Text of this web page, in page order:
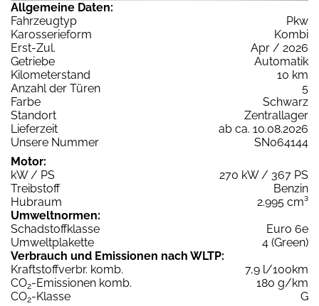
Allgemeine Daten:
Fahrzeugtyp
Pkw
Karosserieform
Kombi
Erst-Zul.
Apr / 2026
Getriebe
Automatik
Kilometerstand
10 km
Anzahl der Türen
5
Farbe
Schwarz
Standort
Zentrallager
Lieferzeit
ab ca. 10.08.2026
Unsere Nummer
SN064144
Motor:
kW / PS
270 kW / 367 PS
Treibstoff
Benzin
Hubraum
2.995 cm³
Umweltnormen:
Schadstoffklasse
Euro 6e
Umweltplakette
4 (Green)
Verbrauch und Emissionen nach WLTP:
Kraftstoffverbr. komb.
7,9 l/100km
CO2-Emissionen komb.
180 g/km
CO2-Klasse
G